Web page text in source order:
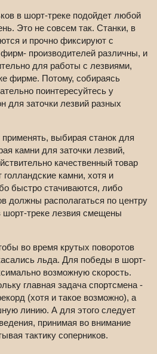
в шорт-треке подойдет любой
Это не совсем так. Станки, в
и прочно фиксируют с
производителей различны, и
для работы с лезвиями,
фирме. Потому, собираясь
поинтересуйтесь у
для заточки лезвий разных
выбирая станок для
камни для заточки лезвий,
качественный товар
камни, хотя и
быстро стачиваются, либо
должны располагаться по центру
треке лезвия смещены
во время крутых поворотов
льда. Для победы в шорт-
возможную скорость.
главная задача спортсмена -
(хотя и такое возможно), а
линию. А для этого следует
принимая во внимание
тактику соперников.